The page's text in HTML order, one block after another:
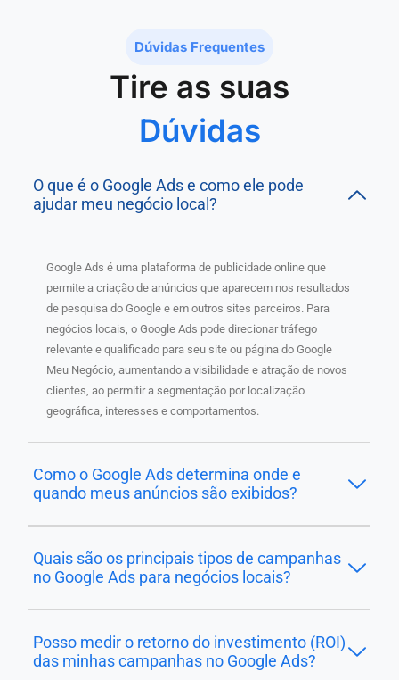
Dúvidas Frequentes
Tire as suas
Dúvidas
O que é o Google Ads e como ele pode
ajudar meu negócio local?
Google Ads é uma plataforma de publicidade online que
permite a criação de anúncios que aparecem nos resultados
de pesquisa do Google e em outros sites parceiros. Para
negócios locais, o Google Ads pode direcionar tráfego
relevante e qualificado para seu site ou página do Google
Meu Negócio, aumentando a visibilidade e atração de novos
clientes, ao permitir a segmentação por localização
geográfica, interesses e comportamentos.
Como o Google Ads determina onde e
quando meus anúncios são exibidos?
Quais são os principais tipos de campanhas
no Google Ads para negócios locais?
Posso medir o retorno do investimento (ROI)
das minhas campanhas no Google Ads?